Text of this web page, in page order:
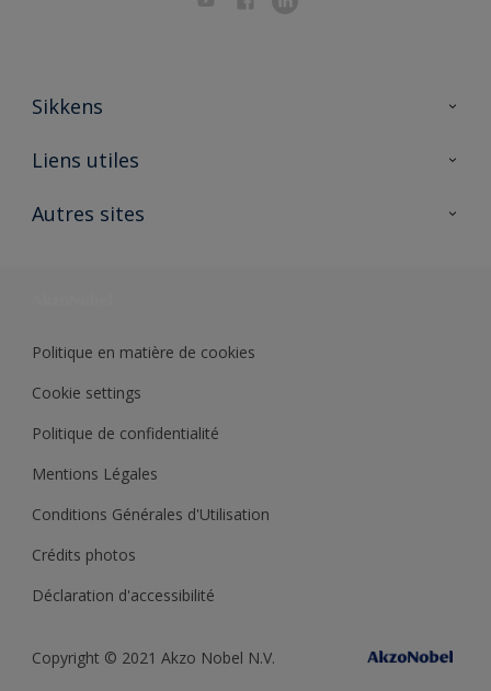
Sikkens
A propos de Sikkens
Liens utiles
Ouvrir un magasin PASS
Autres sites
Politique en matière de cookies
Cookie settings
Politique de confidentialité
Mentions Légales
Conditions Générales d'Utilisation
Crédits photos
Déclaration d'accessibilité
Copyright © 2021 Akzo Nobel N.V.